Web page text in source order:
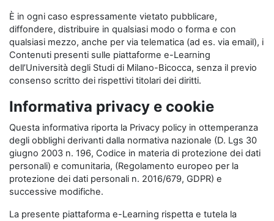
È in ogni caso espressamente vietato pubblicare,
diffondere, distribuire in qualsiasi modo o forma e con
qualsiasi mezzo, anche per via telematica (ad es. via email), i
Contenuti presenti sulle piattaforme e-Learning
dell’Università degli Studi di Milano-Bicocca, senza il previo
consenso scritto dei rispettivi titolari dei diritti.
Informativa privacy e cookie
Questa informativa riporta la Privacy policy in ottemperanza
degli obblighi derivanti dalla normativa nazionale (D. Lgs 30
giugno 2003 n. 196, Codice in materia di protezione dei dati
personali) e comunitaria, (Regolamento europeo per la
protezione dei dati personali n. 2016/679, GDPR) e
successive modifiche.
La presente piattaforma e-Learning rispetta e tutela la